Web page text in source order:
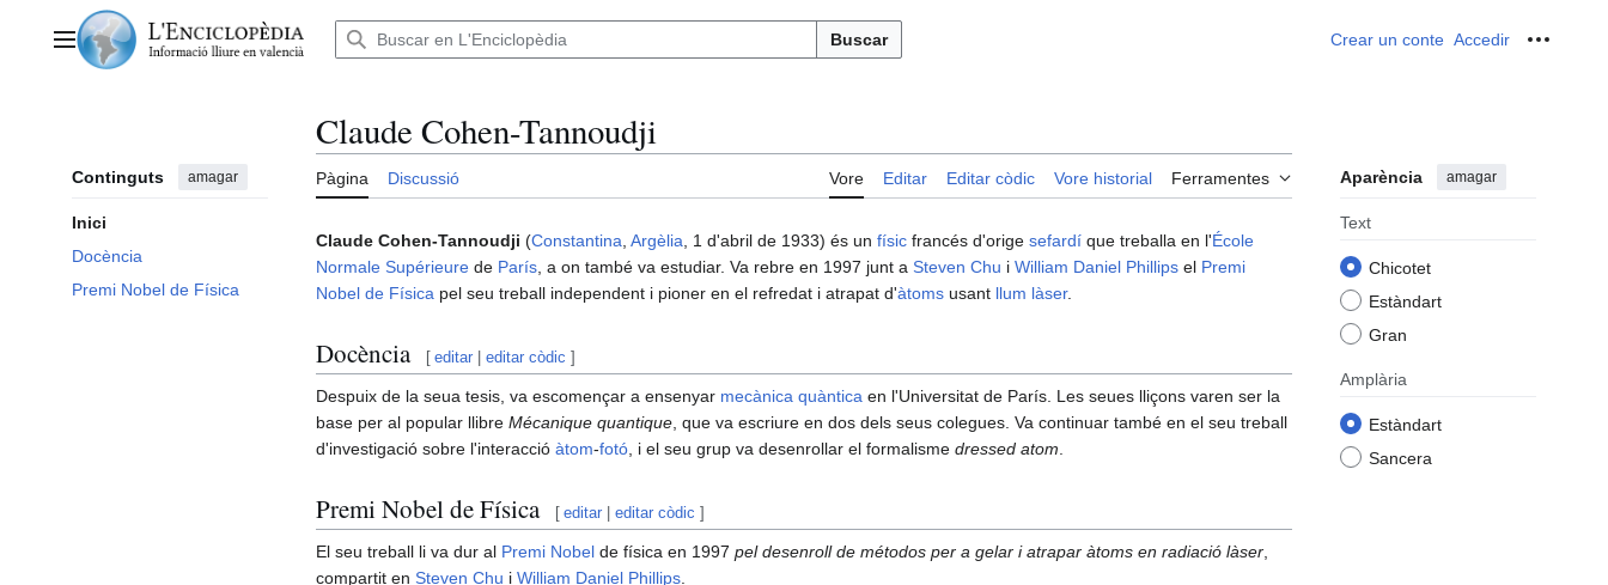
contingutMenú principal Buscar Crear un conte Accedir
Continguts amagar
Inici
Docència
Premi Nobel de Física
Claude Cohen-Tannoudji
Pàgina Discussió Vore Editar Editar còdic Vore historial Ferramentes Aparència amagar
Text
Chicotet
Estàndart
Gran
Amplària
Estàndart
Sancera
Claude Cohen-Tannoudji (Constantina Argèlia , 1 d'abril de 1933) és un físic francés d'orige sefardí que treballa en l'École
Normale Supérieure de París , a on també va estudiar. Va rebre en 1997 junt a Steven Chu i William Daniel Phillips el Premi
Nobel de Física pel seu treball independent i pioner en el refredat i atrapat d'àtoms usant llum làser.
Docència [ editar |editar còdic ]
Despuix de la seua tesis, va escomençar a ensenyar mecànica quàntica en l'Universitat de París. Les seues lliçons varen ser la
base per al popular llibre Mécanique quantique , que va escriure en dos dels seus colegues. Va continuar també en el seu treball
d'investigació sobre l'interacció àtom-fotó , i el seu grup va desenrollar el formalisme dressed atom
Premi Nobel de Física [ editar |editar còdic ]
El seu treball li va dur al Premi Nobel de física en 1997 pel desenroll de métodos per a gelar i atrapar àtoms en radiació làser
compartit en Steven Chu i William Daniel Phillips